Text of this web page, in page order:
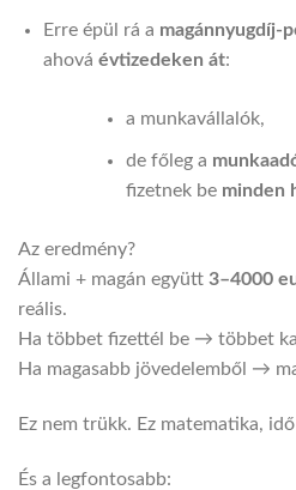
Erre épül rá a magánnyugdíj-
ahová évtizedeken át:
a munkavállalók,
de főleg a
fizetnek be minden
Az eredmény?
Állami + magán együtt 3–4000
reális.
Ha többet fizettél be → többet
Ha magasabb jövedelemből →
Ez nem trükk. Ez matematika,
És a legfontosabb: